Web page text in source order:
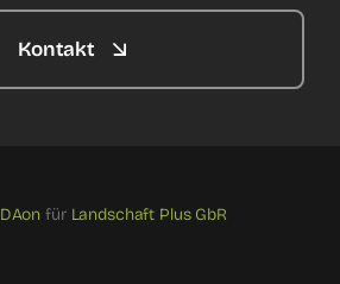
Kontakt
für Landschaft Plus GbR